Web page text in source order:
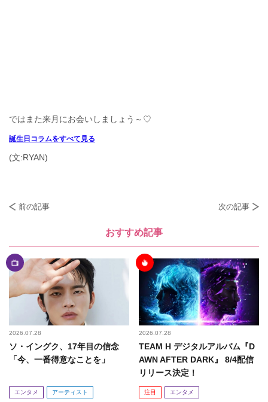
ではまた来月にお会いしましょう～ ♡
誕生日コラムをすべて見る
(文:RYAN)
前の記事 次の記事
おすすめ記事
2026.07.28
ソ・イングク、17年目の信念
「今、一番得意なことを」
エンタメ アーティスト
2026.07.28
TEAM H デジタルアルバム『D
AWN AFTER DARK』 8/4配信
リリース決定！
注目 エンタメ